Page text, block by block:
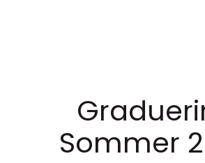
Sommer